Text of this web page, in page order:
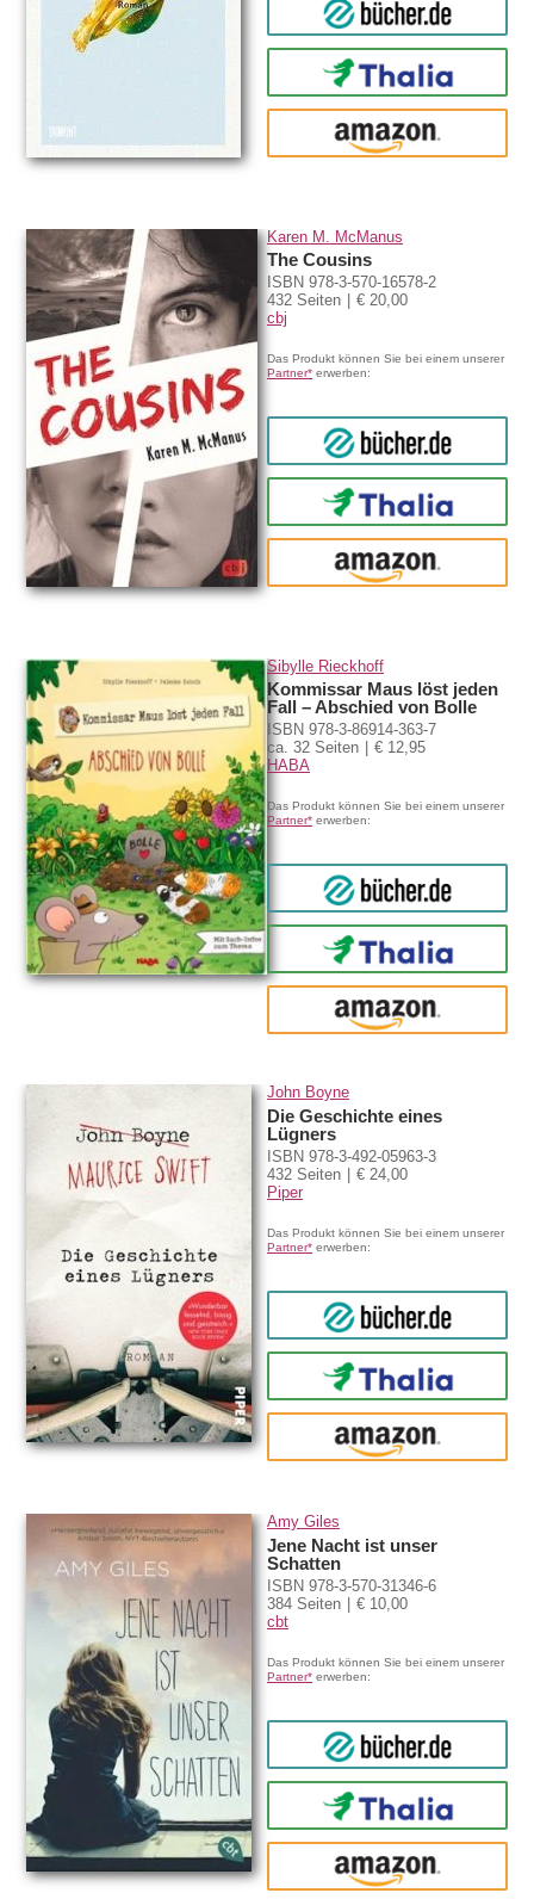
bücher.de
Thalia
amazon
Karen M. McManus
The Cousins
ISBN 978-3-570-16578-2
432 Seiten
€ 20,00
cbj
Das Produkt können Sie bei einem unserer
Partner* erwerben:
bücher.de
Thalia
amazon
Sibylle Rieckhoff
Kommissar Maus löst jeden
Fall – Abschied von Bolle
ISBN 978-3-86914-363-7
ca. 32 Seiten
€ 12,95
HABA
Das Produkt können Sie bei einem unserer
Partner* erwerben:
bücher.de
Thalia
amazon
John Boyne
Die Geschichte eines
Lügners
ISBN 978-3-492-05963-3
432 Seiten
€ 24,00
Piper
Das Produkt können Sie bei einem unserer
Partner* erwerben:
bücher.de
Thalia
amazon
Amy Giles
Jene Nacht ist unser
Schatten
ISBN 978-3-570-31346-6
384 Seiten
€ 10,00
cbt
Das Produkt können Sie bei einem unserer
Partner* erwerben:
bücher.de
Thalia
amazon